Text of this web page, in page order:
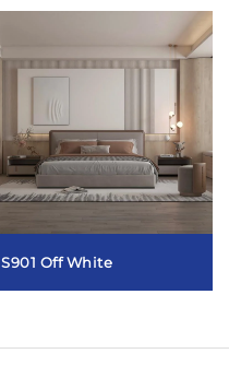
S901 Off White